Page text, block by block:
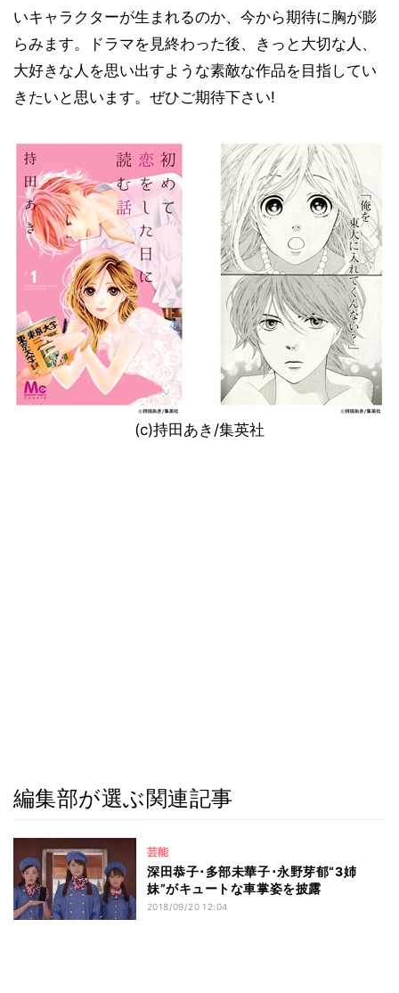
いキャラクターが生まれるのか、今から期待に胸が膨
らみます。ドラマを見終わった後、きっと大切な人、
大好きな人を思い出すような素敵な作品を目指してい
きたいと思います。ぜひご期待下さい!
(c)持田あき/集英社
編集部が選ぶ関連記事
芸能
深田恭子･多部未華子･永野芽郁“3姉
妹”がキュートな車掌姿を披露
2018/09/20 12:04